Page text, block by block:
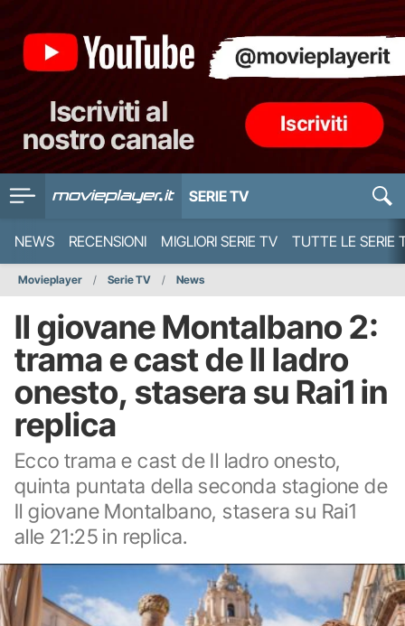
SERIE TV
NEWS RECENSIONI MIGLIORI SERIE TV TUTTE LE SERIE
Movieplayer Serie TV News
Il giovane Montalbano 2:
trama e cast de Il ladro
onesto, stasera su Rai1 in
replica
Ecco trama e cast de Il ladro onesto,
quinta puntata della seconda stagione de
Il giovane Montalbano, stasera su Rai1
alle 21:25 in replica.